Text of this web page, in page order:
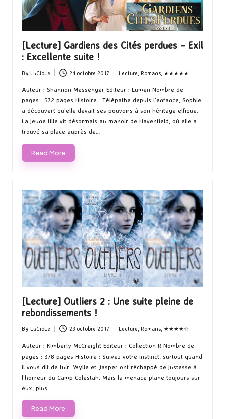
[Lecture] Gardiens des Cités perdues – Exil
: Excellente suite !
Posted
by
By LuCioLe 24 octobre 2017
Posted
in
Lecture Romans, ★★★★★
Auteur : Shannon Messenger Editeur : Lumen Nombre de
pages : 572 pages Histoire : Télépathe depuis l'enfance, Sophie
a découvert qu'elle devait ses pouvoirs à son héritage elfique.
La jeune fille vit désormais au manoir de Havenfield, où elle a
trouvé sa place auprès de…
Read More
[Lecture] Outliers 2 : Une suite pleine de
rebondissements !
Posted
by
By LuCioLe 23 octobre 2017
Posted
Lecture, Romans, ★★★★☆
Auteur : Kimberly McCreight Editeur : Collection R Nombre de
pages : 378 pages Histoire : Suivez votre instinct, surtout quand
il vous dit de fuir. Wylie et Jasper ont réchappé de justesse à
l'horreur du Camp Colestah. Mais la menace plane toujours sur
eux, plus…
Read More